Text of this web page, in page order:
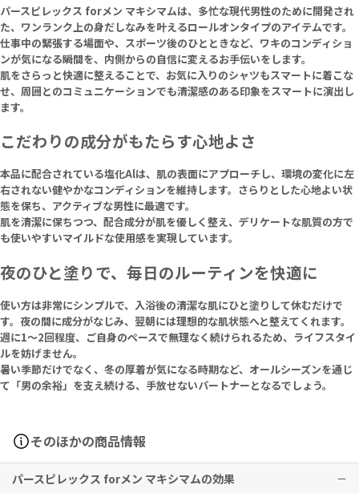
パースピレックス forメン マキシマムは、多忙な現代男性のために開発され
た、ワンランク上の身だしなみを叶えるロールオンタイプのアイテムです。
仕事中の緊張する場面や、スポーツ後のひとときなど、ワキのコンディショ
ンが気になる瞬間を、内側からの自信に変えるお手伝いをします。
肌をさらっと快適に整えることで、お気に入りのシャツもスマートに着こな
せ、周囲とのコミュニケーションでも清潔感のある印象をスマートに演出し
ます。
こだわりの成分がもたらす心地よさ
本品に配合されている塩化Alは、肌の表面にアプローチし、環境の変化に左
右されない健やかなコンディションを維持します。さらりとした心地よい状
態を保ち、アクティブな男性に最適です。
肌を清潔に保ちつつ、配合成分が肌を優しく整え、デリケートな肌質の方で
も使いやすいマイルドな使用感を実現しています。
夜のひと塗りで、毎日のルーティンを快適に
使い方は非常にシンプルで、入浴後の清潔な肌にひと塗りして休むだけで
す。夜の間に成分がなじみ、翌朝には理想的な肌状態へと整えてくれます。
週に1〜2回程度、ご自身のペースで無理なく続けられるため、ライフスタイ
ルを妨げません。
暑い季節だけでなく、冬の厚着が気になる時期など、オールシーズンを通じ
て「男の余裕」を支え続ける、手放せないパートナーとなるでしょう。
そのほかの商品情報
パースピレックス forメン マキシマムの効果